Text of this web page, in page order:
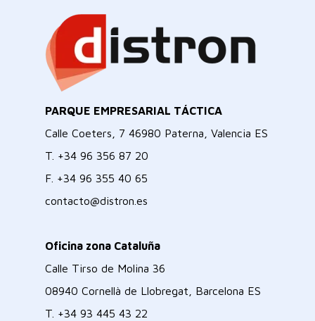
PARQUE EMPRESARIAL TÁCTICA
Calle Coeters, 7 46980 Paterna, Valencia ES
T. +34 96 356 87 20
F. +34 96 355 40 65
contacto@distron.es
Oficina zona Cataluña
Calle Tirso de Molina 36
08940 Cornellà de Llobregat, Barcelona ES
T. +34 93 445 43 22